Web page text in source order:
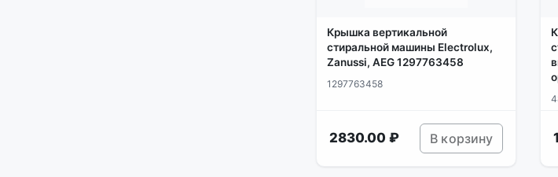
Крышка вертикальной
стиральной машины Electrolux,
Zanussi, AEG 1297763458
1297763458
2830.00 ₽ В корзину